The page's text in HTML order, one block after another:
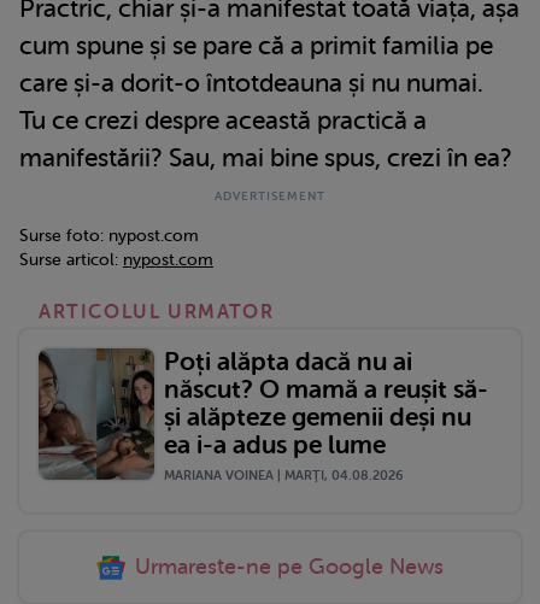
Practric, chiar și-a manifestat toată viața, așa
cum spune și se pare că a primit familia pe
care și-a dorit-o întotdeauna și nu numai.
Tu ce crezi despre această practică a
manifestării? Sau, mai bine spus, crezi în ea?
Surse foto: nypost.com
Surse articol: nypost.com
ARTICOLUL URMATOR
Poți alăpta dacă nu ai
născut? O mamă a reușit să-
și alăpteze gemenii deși nu
ea i-a adus pe lume
MARIANA VOINEA | MARŢI, 04.08.2026
Urmareste-ne pe Google News